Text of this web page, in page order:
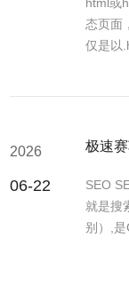
态页面
仅是以
2026
06-22
极速
SEO
就是搜
别）,是